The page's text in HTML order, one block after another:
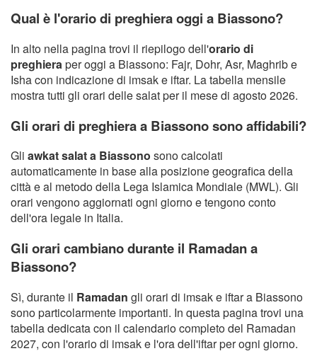
Qual è l'orario di preghiera oggi a Biassono?
In alto nella pagina trovi il riepilogo dell'orario di
preghieraper oggi a Biassono: Fajr, Dohr, Asr, Maghrib e
Isha con indicazione di imsak e iftar. La tabella mensile
mostra tutti gli orari delle salat per il mese di agosto 2026.
Gli orari di preghiera a Biassono sono affidabili?
Gli awkat salat a Biassono sono calcolati
automaticamente in base alla posizione geografica della
città e al metodo della Lega Islamica Mondiale (MWL). Gli
orari vengono aggiornati ogni giorno e tengono conto
dell'ora legale in Italia.
Gli orari cambiano durante il Ramadan a
Biassono?
Sì, durante il Ramadan gli orari di imsak e iftar a Biassono
sono particolarmente importanti. In questa pagina trovi una
tabella dedicata con il calendario completo del Ramadan
2027, con l'orario di imsak e l'ora dell'iftar per ogni giorno.